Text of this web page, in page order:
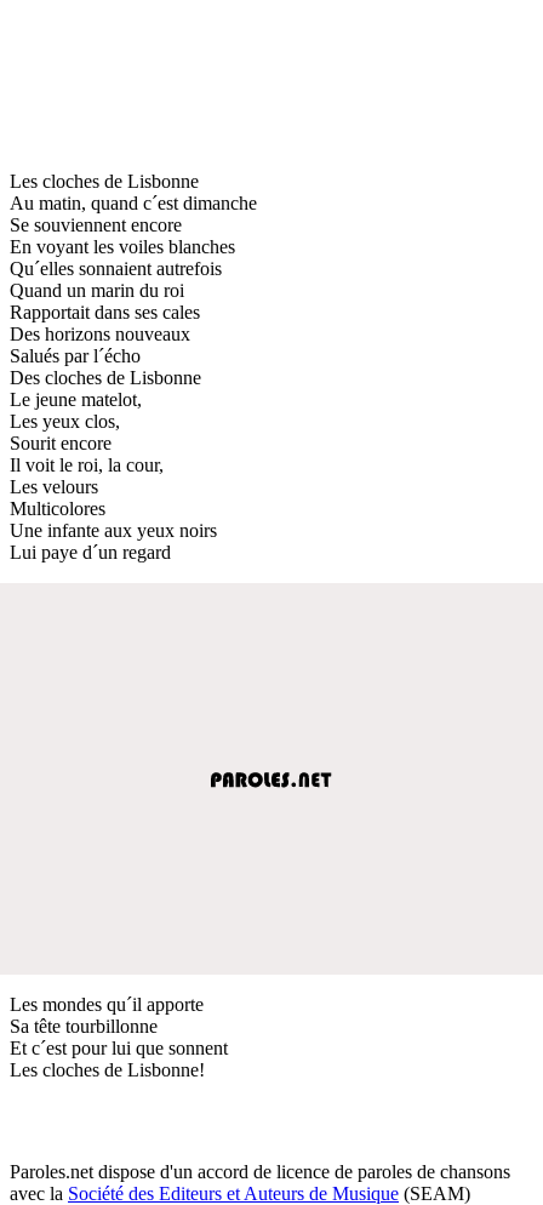
Les cloches de Lisbonne
Au matin, quand c´est dimanche
Se souviennent encore
En voyant les voiles blanches
Qu´elles sonnaient autrefois
Quand un marin du roi
Rapportait dans ses cales
Des horizons nouveaux
Salués par l´écho
Des cloches de Lisbonne
Le jeune matelot,
Les yeux clos,
Sourit encore
Il voit le roi, la cour,
Les velours
Multicolores
Une infante aux yeux noirs
Lui paye d´un regard
Les mondes qu´il apporte
Sa tête tourbillonne
Et c´est pour lui que sonnent
Les cloches de Lisbonne!
Paroles.net dispose d'un accord de licence de paroles de chansons
avec la Société des Editeurs et Auteurs de Musique (SEAM)